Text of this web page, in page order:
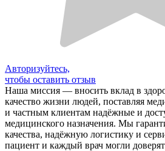
Авторизуйтесь,
чтобы оставить отзыв
Наша миссия — вносить вклад в
качество жизни людей, поставляя
и частным клиентам надёжные и
медицинского назначения. Мы
качества, надёжную логистику и
пациент и каждый врач могли